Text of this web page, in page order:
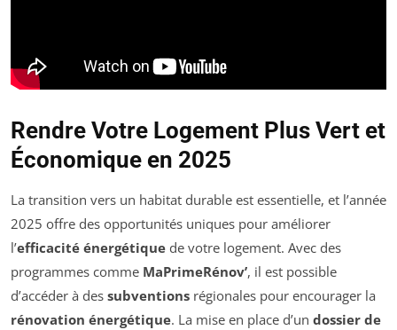
Rendre Votre Logement Plus Vert et
Économique en 2025
La transition vers un habitat durable est essentielle, et l’année
2025 offre des opportunités uniques pour améliorer
l’efficacité énergétique de votre logement. Avec des
programmes comme MaPrimeRénov’, il est possible
d’accéder à des subventions régionales pour encourager la
rénovation énergétique. La mise en place d’un dossier de